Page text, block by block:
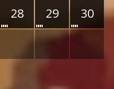
28 29
30